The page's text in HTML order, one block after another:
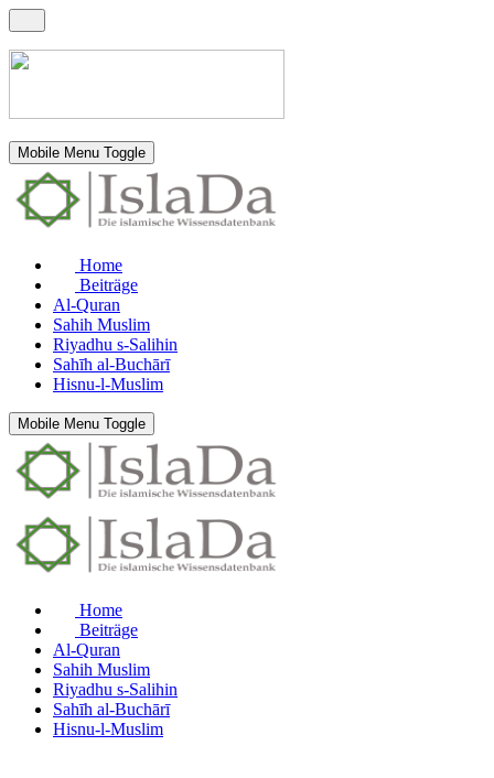
Mobile Menu Toggle
Home
Beiträge
Al-Quran
Sahih Muslim
Riyadhu s-Salihin
Sahīh al-Buchārī
Hisnu-l-Muslim
Mobile Menu Toggle
Home
Beiträge
Al-Quran
Sahih Muslim
Riyadhu s-Salihin
Sahīh al-Buchārī
Hisnu-l-Muslim